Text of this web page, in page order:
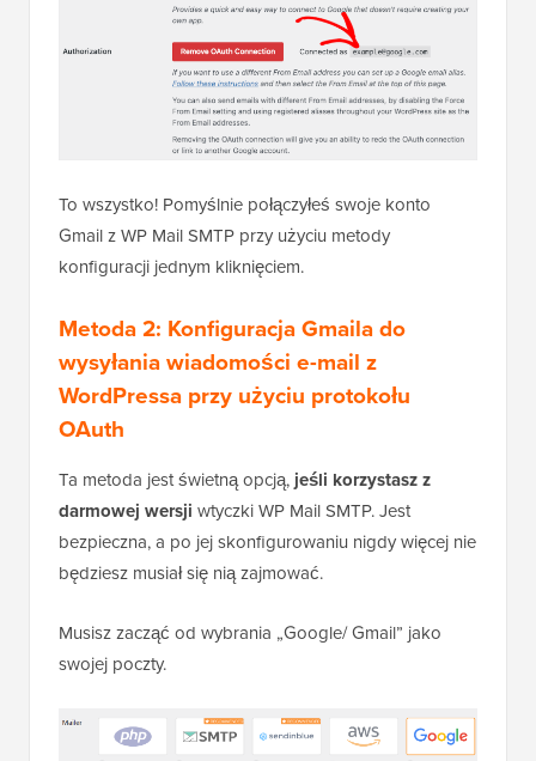
To wszystko! Pomyślnie połączyłeś swoje konto
Gmail z WP Mail SMTP przy użyciu metody
konfiguracji jednym kliknięciem.
Metoda 2: Konfiguracja Gmaila do
wysyłania wiadomości e-mail z
WordPressa przy użyciu protokołu
OAuth
Ta metoda jest świetną opcją,jeśli korzystasz z
darmowej wersji wtyczki WP Mail SMTP. Jest
bezpieczna, a po jej skonfigurowaniu nigdy więcej nie
będziesz musiał się nią zajmować.
Musisz zacząć od wybrania „Google/ Gmail” jako
swojej poczty.